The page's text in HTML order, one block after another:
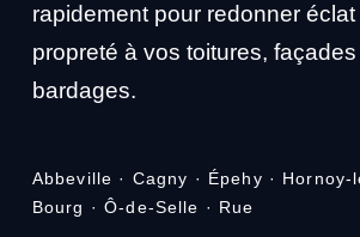
rapidement pour redonner éclat
propreté à vos toitures,
bardages.
Abbeville · Cagny · Épehy · Hornoy-
Bourg · Ô-de-Selle · Rue